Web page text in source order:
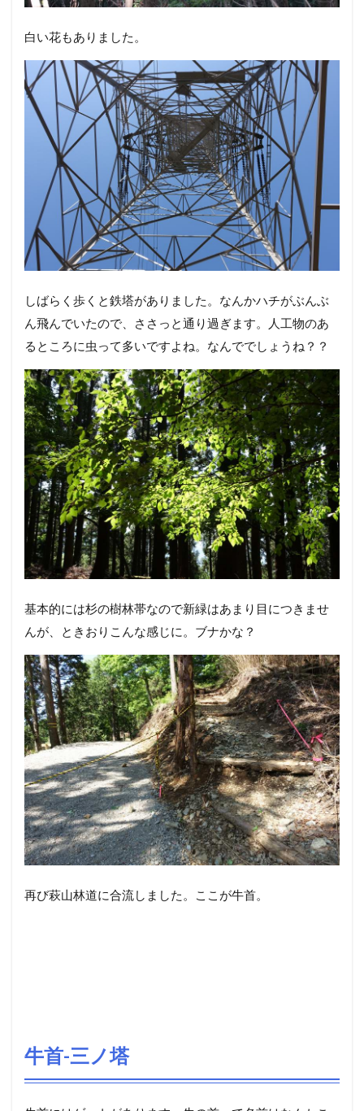
白い花もありました。
しばらく歩くと鉄塔がありました。なんかハチがぶんぶ
ん飛んでいたので、ささっと通り過ぎます。人工物のあ
るところに虫って多いですよね。なんででしょうね？？
基本的には杉の樹林帯なので新緑はあまり目につきませ
んが、ときおりこんな感じに。ブナかな？
再び萩山林道に合流しました。ここが牛首。
牛首-三ノ塔